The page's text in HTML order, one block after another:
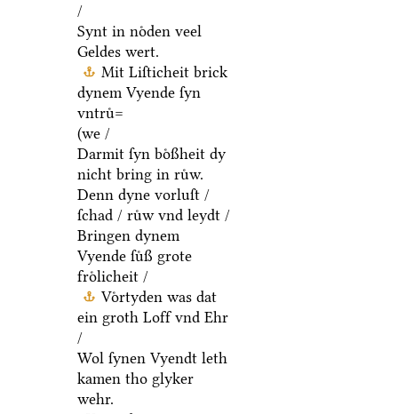
/
Synt in noͤden veel
Geldes wert.
Mit Liſticheit brick
dynem Vyende ſyn
vntruͤ=
(we /
Darmit ſyn boͤßheit dy
nicht bring in ruͤw.
Denn dyne vorluſt /
ſchad / ruͤw vnd leydt /
Bringen dynem
Vyende ſuͤß grote
froͤlicheit /
Voͤrtyden was dat
ein groth Loff vnd Ehr
/
Wol ſynen Vyendt leth
kamen tho glyker
wehr.